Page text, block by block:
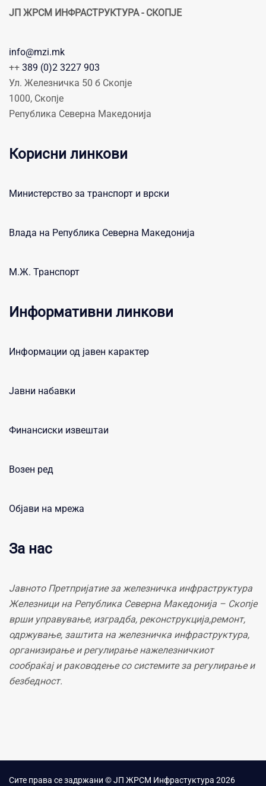
ЈП ЖРСМ ИНФРАСТРУКТУРА - СКОПЈЕ
info@mzi.mk
++ 389 (0)2 3227 903
Ул. Железничка 50 б Скопје
1000, Скопје
Република Северна Македонија
Корисни линкови
Министерство за транспорт и врски
Влада на Република Северна Македонија
М.Ж. Транспорт
Информативни линкови
Информации од јавен карактер
Јавни набавки
Финансиски извештаи
Возен ред
Објави на мрежа
За нас
Јавното Претпријатие за железничка инфраструктура
Железници на Република Северна Македонија – Скопје
врши управување, изградба, реконструкција,ремонт,
одржување, заштита на железничка инфраструктура,
организирање и регулирање нажелезничкиот
сообраќај и раководење со системите за регулирање и
безбедност.
Сите права се задржани © ЈП ЖРСМ Инфрастуктура 2026